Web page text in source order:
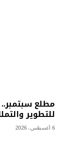
مطلع
للتطوير
6 أغسطس، 2026